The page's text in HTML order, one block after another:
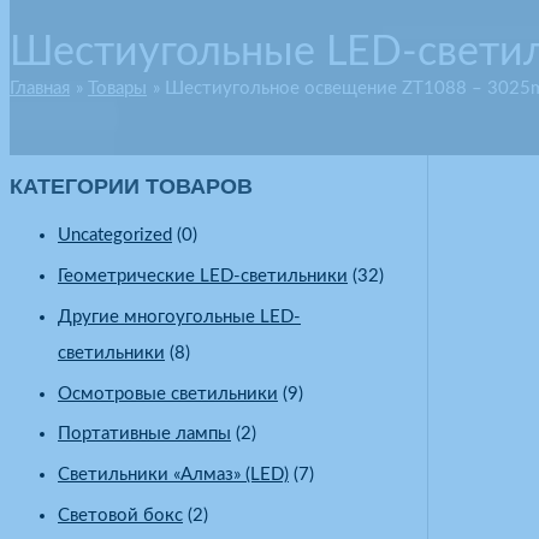
Шестиугольные LED-
Главная Товары Шестиугольное освещение ZT1088 –
КАТЕГОРИИ ТОВАРОВ
Uncategorized (0)
Геометрические LED-светильники (32)
Другие многоугольные LED-
светильники (8)
Осмотровые светильники (9)
Портативные лампы (2)
Светильники «Алмаз» (LED) (7)
Световой бокс (2)